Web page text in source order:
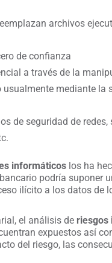
archivos
de confianza
a través de la
usualmente mediante
de seguridad de redes,
informáticos los ha
podría suponer
ilícito a los datos de
el análisis de riesgos
expuestos así
del riesgo, las